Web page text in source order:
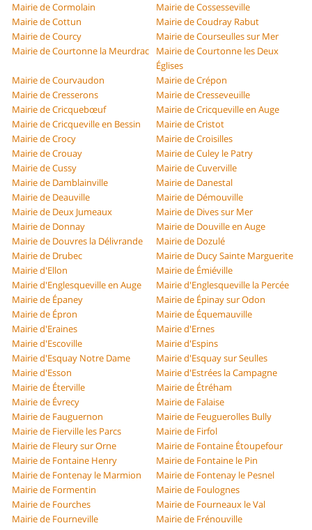
Mairie de Cormolain
Mairie de Cossesseville
Mairie de Cottun
Mairie de Coudray Rabut
Mairie de Courcy
Mairie de Courseulles sur Mer
Mairie de Courtonne la Meurdrac
Mairie de Courtonne les Deux
Églises
Mairie de Courvaudon
Mairie de Crépon
Mairie de Cresserons
Mairie de Cresseveuille
Mairie de Cricquebœuf
Mairie de Cricqueville en Auge
Mairie de Cricqueville en Bessin
Mairie de Cristot
Mairie de Crocy
Mairie de Croisilles
Mairie de Crouay
Mairie de Culey le Patry
Mairie de Cussy
Mairie de Cuverville
Mairie de Damblainville
Mairie de Danestal
Mairie de Deauville
Mairie de Démouville
Mairie de Deux Jumeaux
Mairie de Dives sur Mer
Mairie de Donnay
Mairie de Douville en Auge
Mairie de Douvres la Délivrande
Mairie de Dozulé
Mairie de Drubec
Mairie de Ducy Sainte Marguerite
Mairie d'Ellon
Mairie de Émiéville
Mairie d'Englesqueville en Auge
Mairie d'Englesqueville la Percée
Mairie de Épaney
Mairie de Épinay sur Odon
Mairie de Épron
Mairie de Équemauville
Mairie d'Eraines
Mairie d'Ernes
Mairie d'Escoville
Mairie d'Espins
Mairie d'Esquay Notre Dame
Mairie d'Esquay sur Seulles
Mairie d'Esson
Mairie d'Estrées la Campagne
Mairie de Éterville
Mairie de Étréham
Mairie de Évrecy
Mairie de Falaise
Mairie de Fauguernon
Mairie de Feuguerolles Bully
Mairie de Fierville les Parcs
Mairie de Firfol
Mairie de Fleury sur Orne
Mairie de Fontaine Étoupefour
Mairie de Fontaine Henry
Mairie de Fontaine le Pin
Mairie de Fontenay le Marmion
Mairie de Fontenay le Pesnel
Mairie de Formentin
Mairie de Foulognes
Mairie de Fourches
Mairie de Fourneaux le Val
Mairie de Fourneville
Mairie de Frénouville